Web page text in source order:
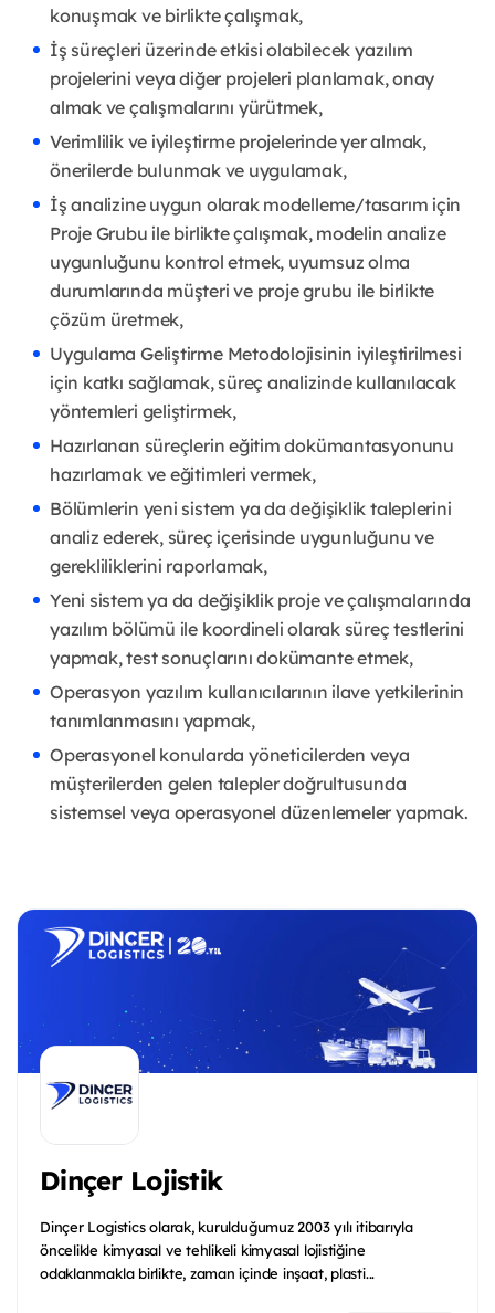
konuşmak ve birlikte çalışmak,
İş süreçleri üzerinde etkisi olabilecek yazılım
projelerini veya diğer projeleri planlamak, onay
almak ve çalışmalarını yürütmek,
Verimlilik ve iyileştirme projelerinde yer almak,
önerilerde bulunmak ve uygulamak,
İş analizine uygun olarak modelleme/tasarım için
Proje Grubu ile birlikte çalışmak, modelin analize
uygunluğunu kontrol etmek, uyumsuz olma
durumlarında müşteri ve proje grubu ile birlikte
çözüm üretmek,
Uygulama Geliştirme Metodolojisinin iyileştirilmesi
için katkı sağlamak, süreç analizinde kullanılacak
yöntemleri geliştirmek,
Hazırlanan süreçlerin eğitim dokümantasyonunu
hazırlamak ve eğitimleri vermek,
Bölümlerin yeni sistem ya da değişiklik taleplerini
analiz ederek, süreç içerisinde uygunluğunu ve
gerekliliklerini raporlamak,
Yeni sistem ya da değişiklik proje ve çalışmalarında
yazılım bölümü ile koordineli olarak süreç testlerini
yapmak, test sonuçlarını dokümante etmek,
Operasyon yazılım kullanıcılarının ilave yetkilerinin
tanımlanmasını yapmak,
Operasyonel konularda yöneticilerden veya
müşterilerden gelen talepler doğrultusunda
sistemsel veya operasyonel düzenlemeler yapmak.
Dinçer Lojistik
Dinçer Logistics olarak, kurulduğumuz 2003 yılı itibarıyla
öncelikle kimyasal ve tehlikeli kimyasal lojistiğine
odaklanmakla birlikte, zaman içinde inşaat, plasti...